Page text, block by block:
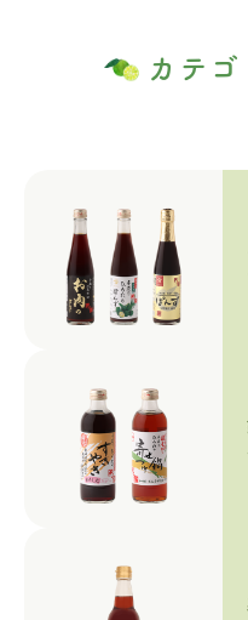
カテ